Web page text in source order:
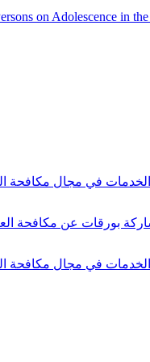
on Adolescence in
الخدمات في مجال مكافحة
بورقات عن مكافحة
الخدمات في مجال مكافحة